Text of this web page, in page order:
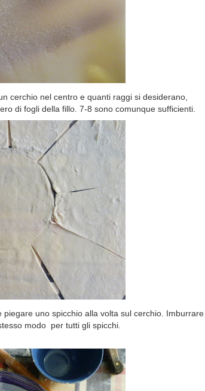
cerchio nel centro e quanti raggi si desiderano,
di fogli della fillo. 7-8 sono comunque sufficienti.
piegare uno spicchio alla volta sul cerchio. Imburrare
modo per tutti gli spicchi.